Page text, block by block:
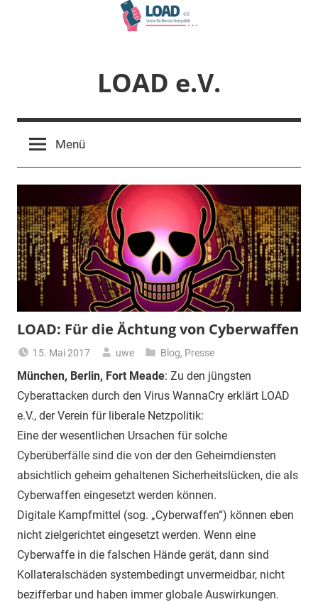
LOAD e.V.
liberale
Menü
LOAD: Für die Ächtung von Cyberwaffen
15. Mai 2017 uwe Blog, Presse
München, Berlin, Fort Meade: Zu den jüngsten
Cyberattacken durch den Virus WannaCry erklärt LOAD
e.V., der Verein für liberale Netzpolitik:
Eine der wesentlichen Ursachen für solche
Cyberüberfälle sind die von der den Geheimdiensten
absichtlich geheim gehaltenen Sicherheitslücken, die als
Cyberwaffen eingesetzt werden können.
Digitale Kampfmittel (sog. „Cyberwaffen“) können eben
nicht zielgerichtet eingesetzt werden. Wenn eine
Cyberwaffe in die falschen Hände gerät, dann sind
Kollateralschäden systembedingt unvermeidbar, nicht
bezifferbar und haben immer globale Auswirkungen.